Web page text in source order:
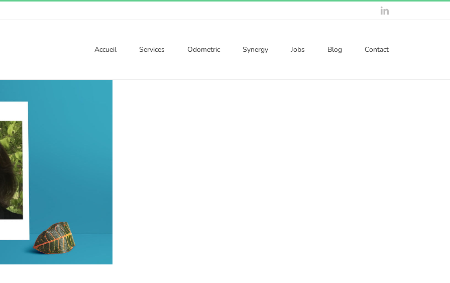
LinkedIn
Accueil Services Odometric Synergy Jobs Blog Contact